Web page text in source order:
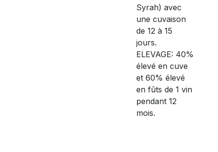
Syrah) avec
une cuvaison
de 12 à 15
jours.
ELEVAGE: 40%
élevé en cuve
et 60% élevé
en fûts de 1 vin
pendant 12
mois.